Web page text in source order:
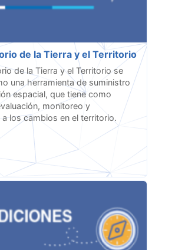
de la Tierra y el Territorio
de la Tierra y el Territorio se
una herramienta de suministro
espacial, que tiene como
monitoreo y
los cambios en el territorio.